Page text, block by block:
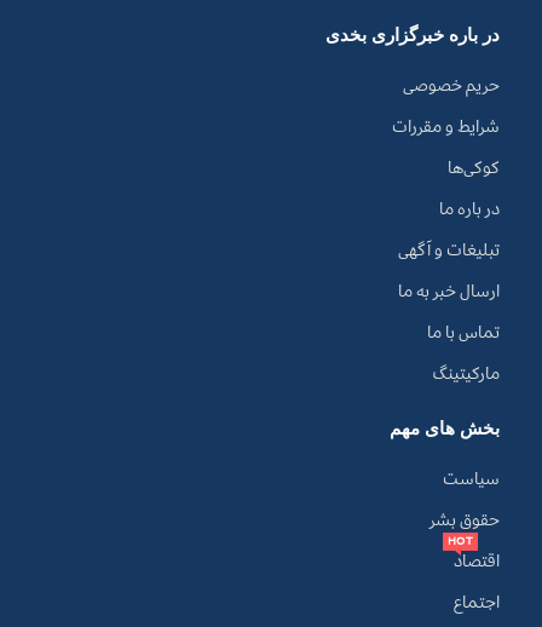
در باره خبرگزاری بخدی
حریم خصوصی
شرایط و مقررات
کوکی‌ها
در باره ما
تبلیغات و آگهی
ارسال خبر به ما
تماس با ما
مارکیتینگ
بخش های مهم
سیاست
حقوق بشر
اقتصاد
HOT
اجتماع